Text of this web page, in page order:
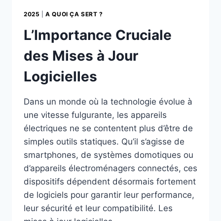
2025 |A QUOI ÇA SERT ?
L’Importance Cruciale
des Mises à Jour
Logicielles
Dans un monde où la technologie évolue à
une vitesse fulgurante, les appareils
électriques ne se contentent plus d’être de
simples outils statiques. Qu’il s’agisse de
smartphones, de systèmes domotiques ou
d’appareils électroménagers connectés, ces
dispositifs dépendent désormais fortement
de logiciels pour garantir leur performance,
leur sécurité et leur compatibilité. Les